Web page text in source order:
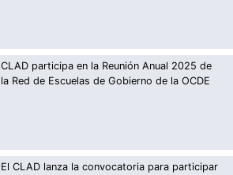
CLAD participa en la Reunión Anual 2025 de
la Red de Escuelas de Gobierno de la OCDE
El CLAD lanza la convocatoria para participar